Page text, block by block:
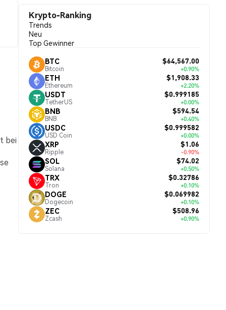
bei
Krypto-Ranking
Trends
Neu
Top Gewinner
BTC
Bitcoin
$64,567.00
+0.90%
ETH
Ethereum
$1,908.33
+2.20%
USDT
TetherUS
$0.999185
+0.00%
BNB
BNB
$594.54
+0.40%
USDC
USD Coin
$0.999582
+0.00%
XRP
Ripple
$1.06
-0.90%
SOL
Solana
$74.02
+0.50%
TRX
Tron
$0.32786
+0.10%
DOGE
Dogecoin
$0.069982
+0.10%
ZEC
Zcash
$508.96
+0.90%